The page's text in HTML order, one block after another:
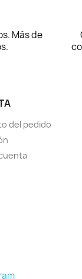
Más de
del pedido